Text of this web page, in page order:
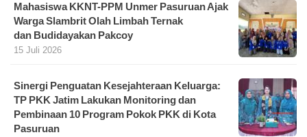
Mahasiswa KKNT-PPM Unmer Pasuruan Ajak
Warga Slambrit Olah Limbah Ternak
dan Budidayakan Pakcoy
15 Juli 2026
Sinergi Penguatan Kesejahteraan Keluarga:
TP PKK Jatim Lakukan Monitoring dan
Pembinaan 10 Program Pokok PKK di Kota
Pasuruan